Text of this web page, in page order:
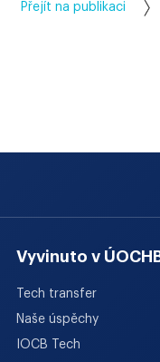
Přejít na publikaci
Vyvinuto v
Tech transfer
Naše úspěchy
IOCB Tech